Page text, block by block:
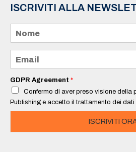
ISCRIVITI ALLA
m
e
a
i
*
GDPR Agreement *
Confermo di aver preso visione della
Publishing e accetto il trattamento dei
ISCRIVITI